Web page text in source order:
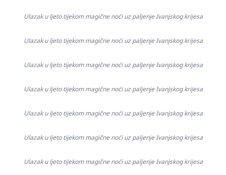
Ulazak u ljeto tijekom magične noći uz paljenje Ivanjskog krijesa
Ulazak u ljeto tijekom magične noći uz paljenje Ivanjskog krijesa
Ulazak u ljeto tijekom magične noći uz paljenje Ivanjskog krijesa
Ulazak u ljeto tijekom magične noći uz paljenje Ivanjskog krijesa
Ulazak u ljeto tijekom magične noći uz paljenje Ivanjskog krijesa
Ulazak u ljeto tijekom magične noći uz paljenje Ivanjskog krijesa
Ulazak u ljeto tijekom magične noći uz paljenje Ivanjskog krijesa